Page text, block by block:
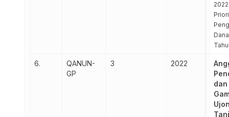
6.
QANUN-
GP
3 2022